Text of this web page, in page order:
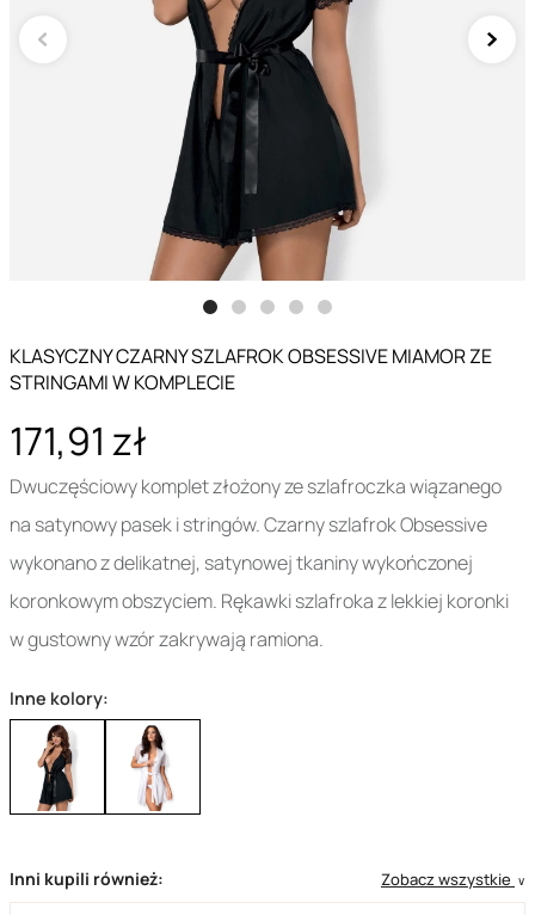
KLASYCZNY CZARNY SZLAFROK OBSESSIVE MIAMOR ZE
STRINGAMI W KOMPLECIE
171,91 zł
Dwuczęściowy komplet złożony ze szlafroczka wiązanego
na satynowy pasek i stringów. Czarny szlafrok Obsessive
wykonano z delikatnej, satynowej tkaniny wykończonej
koronkowym obszyciem. Rękawki szlafroka z lekkiej koronki
w gustowny wzór zakrywają ramiona.
Inne kolory:
Inni kupili również: Zobacz wszystkie ∨